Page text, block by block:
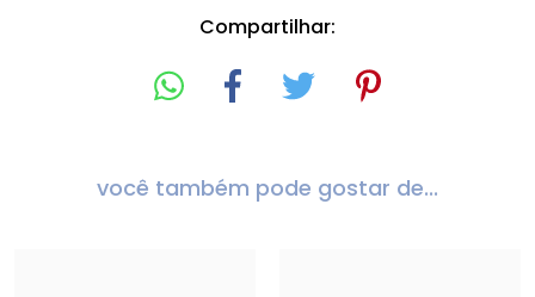
Compartilhar:
você também pode gostar de...